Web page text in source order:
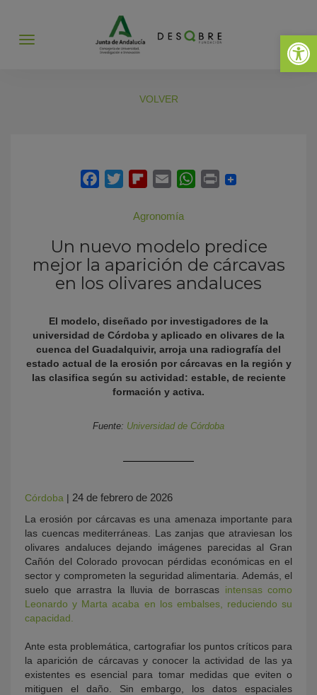
Abrir
Abrir
VOLVER
Agronomía
Un nuevo modelo predice
mejor la aparición de cárcavas
en los olivares andaluces
El modelo, diseñado por investigadores de la
universidad de Córdoba y aplicado en olivares de la
cuenca del Guadalquivir, arroja una radiografía del
estado actual de la erosión por cárcavas en la región y
las clasifica según su actividad: estable, de reciente
formación y activa.
Fuente: Universidad de Córdoba
Córdoba | 24 de febrero de 2026
La erosión por cárcavas es una amenaza importante para
las cuencas mediterráneas. Las zanjas que atraviesan los
olivares andaluces dejando imágenes parecidas al Gran
Cañón del Colorado provocan pérdidas económicas en el
sector y comprometen la seguridad alimentaria. Además, el
suelo que arrastra la lluvia de borrascas intensas como
Leonardo y Marta acaba en los embalses, reduciendo su
capacidad.
Ante esta problemática, cartografiar los puntos críticos para
la aparición de cárcavas y conocer la actividad de las ya
existentes es esencial para tomar medidas que eviten o
mitiguen el daño. Sin embargo, los datos espaciales